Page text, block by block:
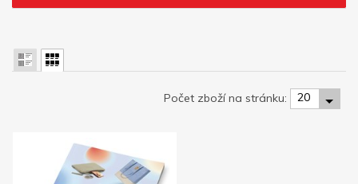
Počet zboží na stránku: 20